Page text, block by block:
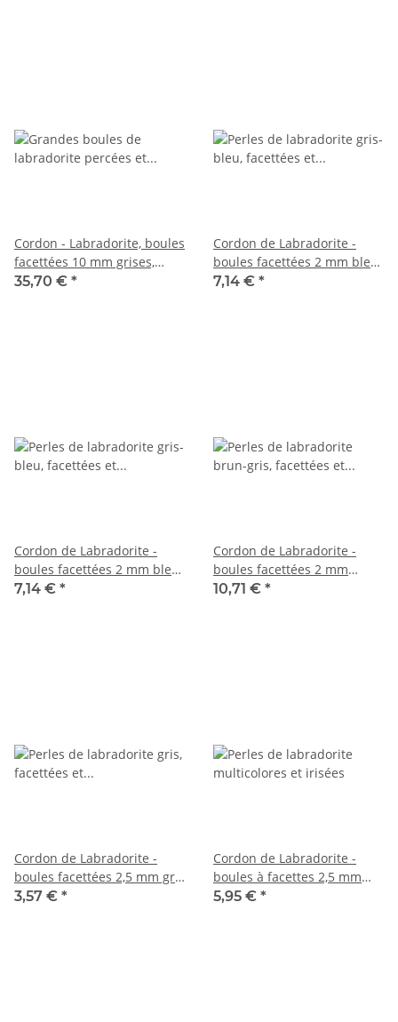
Cordon - Labradorite, boules
facettées 10 mm grises,
longueur 39 cm /1697
35,70 € *
Cordon de Labradorite -
boules facettées 2 mm bleu-
gris, longueur 39 cm /7673
7,14 € *
Cordon de Labradorite -
boules facettées 2 mm bleu-
gris, longueur 39 cm /7817
7,14 € *
Cordon de Labradorite -
boules facettées 2 mm
brun-gris, longueur 39 cm
10,71 € *
Cordon de Labradorite -
boules facettées 2,5 mm gris
foncé, longueur 38,5 cm
3,57 € *
Cordon de Labradorite -
boules à facettes 2,5 mm
gris, 39 cm /5625
5,95 € *